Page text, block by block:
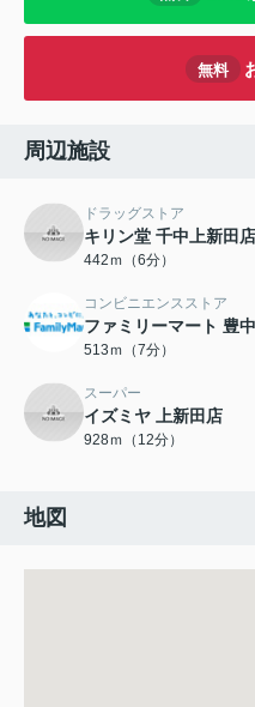
無料
周辺施設
ドラッグストア
キリン堂 千中上新田店
442ｍ（6分）
コンビニエンスストア
ファミリーマート 豊
513ｍ（7分）
スーパー
イズミヤ 上新田店
928ｍ（12分）
地図